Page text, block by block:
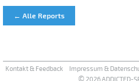
← Alle Reports
Kontakt & Feedback Impressum &
© 2026 ADDICTED-